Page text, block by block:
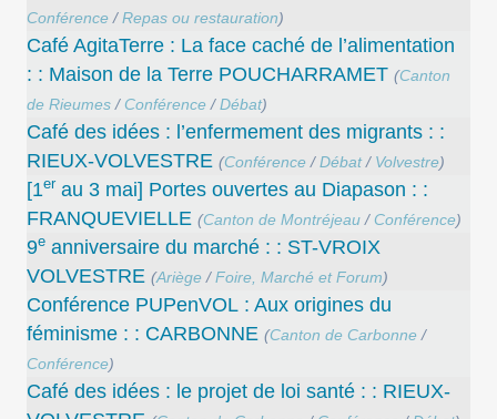
Conférence /Repas ou restauration)
Café AgitaTerre : La face caché de l’alimentation
: : Maison de la Terre POUCHARRAMET (Canton
de Rieumes / Conférence /Débat)
Café des idées : l’enfermement des migrants : :
RIEUX-VOLVESTRE (Conférence /Débat/ Volvestre)
[1erau 3 mai] Portes ouvertes au Diapason : :
FRANQUEVIELLE (Canton de Montréjeau / Conférence)
9e anniversaire du marché : : ST-VROIX
VOLVESTRE (Ariège /Foire, Marché et Forum)
Conférence PUPenVOL : Aux origines du
féminisme : : CARBONNE (Canton de Carbonne /
Conférence)
Café des idées : le projet de loi santé : : RIEUX-